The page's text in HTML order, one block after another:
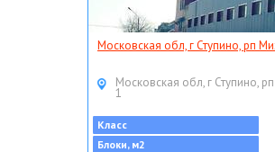
Московская обл, г Ступино, рп
Московская обл, г Ступино,
1
Класс
Блоки, м2